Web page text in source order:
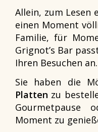
Allein, zum Lesen
einen Moment
Familie, für
Grignot’s Bar
Ihren Besuchen an.
Sie haben die
Platten zu
Gourmetpause
Moment zu